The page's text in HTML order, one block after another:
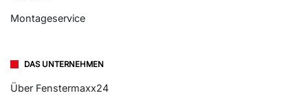
Montageservice
DAS UNTERNEHMEN
Über Fenstermaxx24